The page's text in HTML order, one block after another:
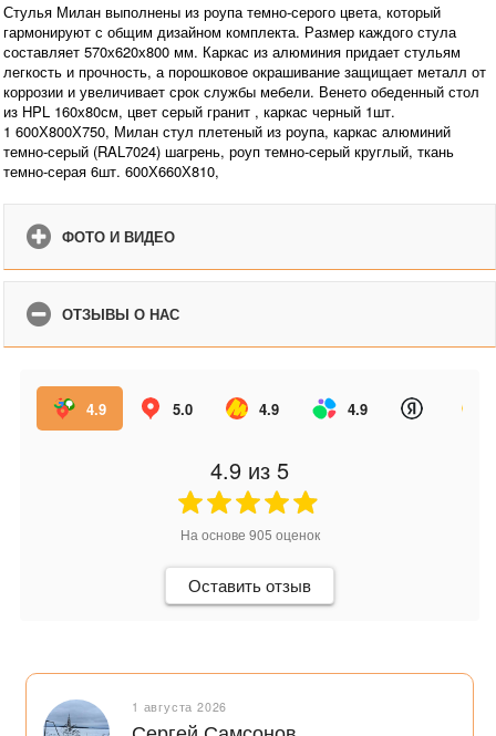
Стулья Милан выполнены из роупа темно-серого цвета, который
гармонируют с общим дизайном комплекта. Размер каждого стула
составляет 570х620х800 мм. Каркас из алюминия придает стульям
легкость и прочность, а порошковое окрашивание защищает металл от
коррозии и увеличивает срок службы мебели. Венето обеденный стол
из HPL 160х80см, цвет серый гранит , каркас черный 1шт.
1 600Х800Х750, Милан стул плетеный из роупа, каркас алюминий
темно-серый (RAL7024) шагрень, роуп темно-серый круглый, ткань
темно-серая 6шт. 600Х660Х810,
ФОТО И ВИДЕО
ОТЗЫВЫ О НАС
4.9 5.0 4.9 4.9
4.9 из 5
На основе 905 оценок
Оставить отзыв
1 августа 2026